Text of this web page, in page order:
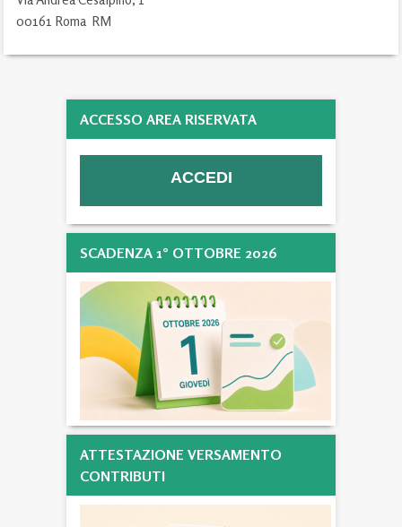
00161 Roma RM
ACCESSO AREA RISERVATA
SCADENZA 1° OTTOBRE 2026
ATTESTAZIONE VERSAMENTO
CONTRIBUTI